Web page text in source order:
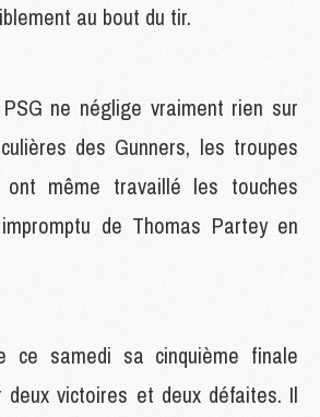
au bout du tir.
ne néglige vraiment rien sur
des Gunners, les troupes
même travaillé les touches
de Thomas Partey en
ce samedi sa cinquième finale
deux victoires et deux défaites. Il